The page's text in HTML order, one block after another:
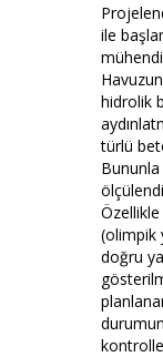
ile
hidrolik
türlü
Özellikle
(olimpik
doğru